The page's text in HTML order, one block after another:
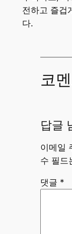
전하고 즐겁
다.
코
답글
이메일
수 필드
댓글 *